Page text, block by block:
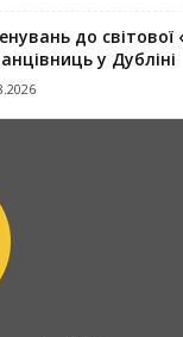
до світової
у Дубліні